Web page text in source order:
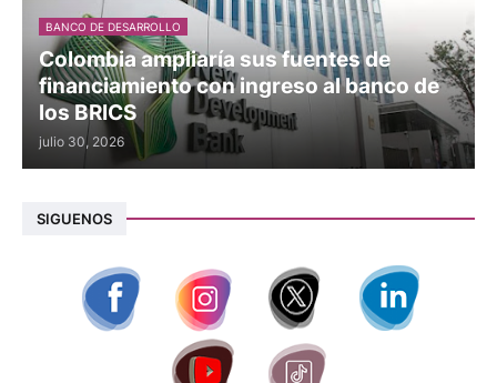
BANCO DE DESARROLLO
Colombia ampliaría sus fuentes de
financiamiento con ingreso al banco de
los BRICS
julio 30, 2026
SIGUENOS